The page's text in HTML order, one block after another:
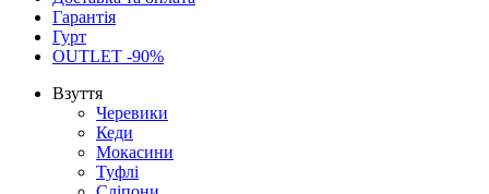
Гарантія
Гурт
OUTLET -90%
Взуття
Черевики
Кеди
Мокасини
Туфлі